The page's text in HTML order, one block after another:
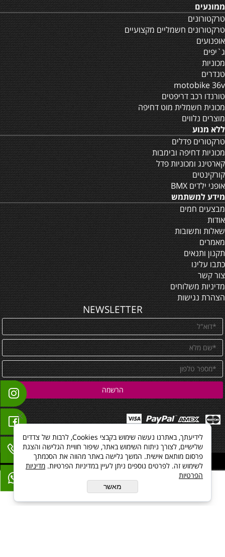
ממונעים
טרקטורונים
טרקטורונים חשמליים מקצועיים
אופנועים
ג`יפים
מכוניות
טנדרים
motobike 36v
טורנדו רכב דריפטים
מכונית חשמלית מוט דחיפה
מוצרים נלווים
ללא מנוע
טרקטורים פדלים
מכוניות דחיפה ובימבות
קארטינג ומכוניות פדל
קורקינטים
אופני ילדים BMX
מידע למשתמש
מבצעים חמים
אודות
שאלות ותשובות
מאמרים
תקנון ותנאים
כתבו עלינו
צור קשר
מדיניות משלוחים
הצהרת נגישות
NEWSLETTER
All Rights reserved
לידיעתך, באתרנו נעשה שימוש בקבצי Cookies, לרבות של צדדים
שלישיים, לצורך ניתוח השימוש באתר, שיפור חוויית הגלישה והצגת
פרסום מותאם אישית. המשך גלישה באתר מהווה את הסכמתך
לשימוש זה. לפרטים נוספים ניתן לעיין במדיניות הפרטיות. מדיניות
הפרטיות
מאשר